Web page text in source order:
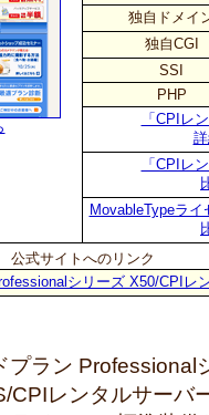
独自ドメイ
独自CGI
SSI
PHP
「CPIレ
「CPIレ
MovableTypeラ
公式サイトへのリンク
シリーズ X50/CPIレ
プラン Professional
/CPIレンタルサーバ